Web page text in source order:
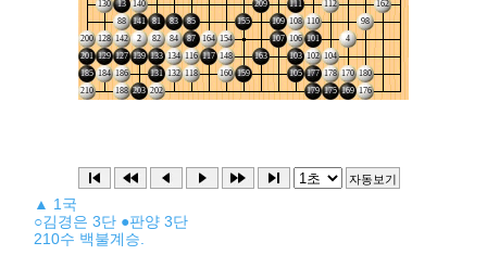
▲ 1국
○김경은 3단 ●판양 3단
210수 백불계승.